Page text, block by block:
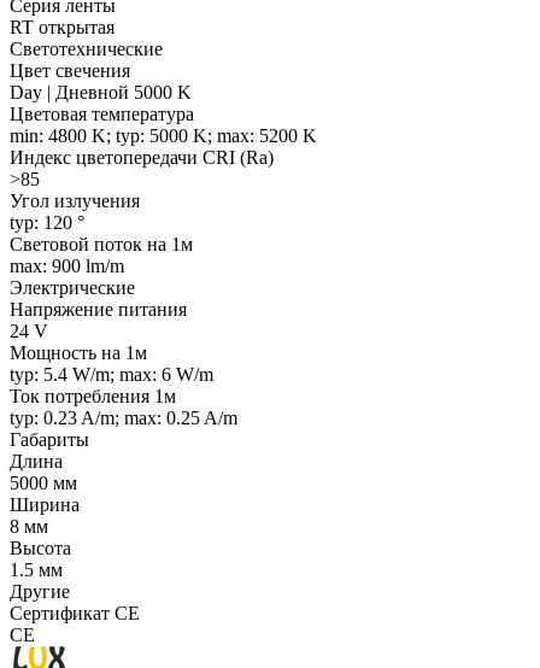
Серия ленты
RT открытая
Светотехнические
Цвет свечения
Day | Дневной 5000 K
Цветовая температура
min: 4800 K; typ: 5000 K; max: 5200 K
Индекс цветопередачи CRI (Ra)
>85
Угол излучения
typ: 120 °
Световой поток на 1м
max: 900 lm/m
Электрические
Напряжение питания
24 V
Мощность на 1м
typ: 5.4 W/m; max: 6 W/m
Ток потребления 1м
typ: 0.23 A/m; max: 0.25 A/m
Габариты
Длина
5000 мм
Ширина
8 мм
Высота
1.5 мм
Другие
Сертификат CE
CE